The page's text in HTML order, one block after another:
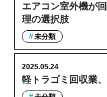
エアコン室外機が
理の選択肢
未分類
軽トラゴミ回収業
2025.05.24